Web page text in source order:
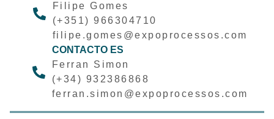
Filipe Gomes
(+351) 966304710
filipe.gomes@expoprocessos.com
CONTACTO ES
Ferran Simon
(+34) 932386868
ferran.simon@expoprocessos.com